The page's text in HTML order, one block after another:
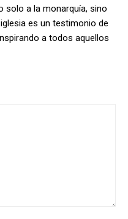
solo a la monarquía, sino
es un testimonio de
a todos aquellos